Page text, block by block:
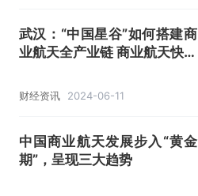
武汉：“中国星谷”如何搭建商
业航天全产业链 商业航天快速
财经资讯 2024-06-11
中国商业航天发展步入“黄金
期”，呈现三大趋势